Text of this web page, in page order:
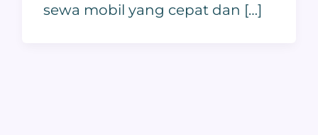
sewa mobil yang cepat dan […]